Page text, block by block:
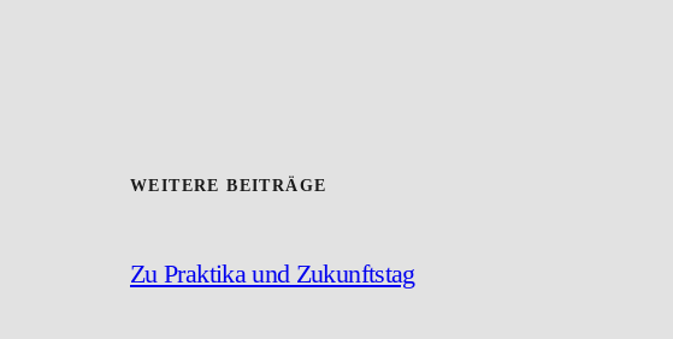
WEITERE BEITRÄGE
Zu Praktika und Zukunftstag